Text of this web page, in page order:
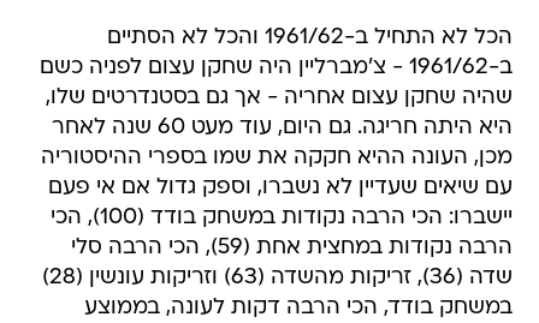
הכל לא התחיל ב-1961/62 והכל לא הסתיים
ב-1961/62 - צ'מברליין היה שחקן עצום לפניה כשם
שהיה שחקן עצום אחריה - אך גם בסטנדרטים שלו,
היא היתה חריגה. גם היום, עוד מעט 60 שנה לאחר
מכן, העונה ההיא חקקה את שמו בספרי ההיסטוריה
עם שיאים שעדיין לא נשברו, וספק גדול אם אי פעם
יישברו: הכי הרבה נקודות במשחק בודד (100), הכי
הרבה נקודות במחצית אחת (59), הכי הרבה סלי
שדה (36), זריקות מהשדה (63) וזריקות עונשין (28)
במשחק בודד, הכי הרבה דקות לעונה, בממוצע